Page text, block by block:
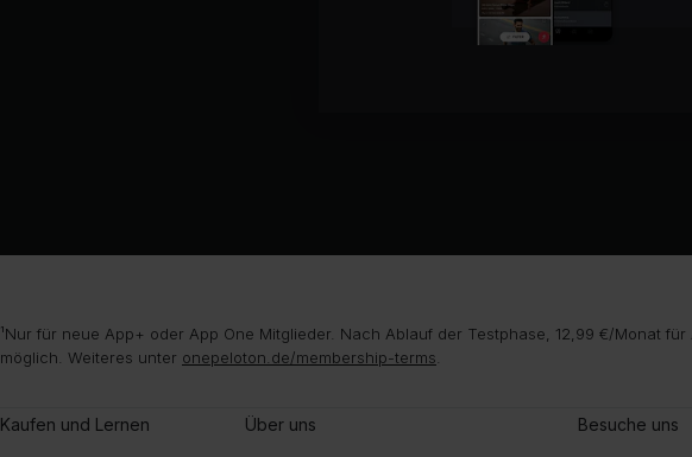
¹Nur für neue App+ oder App One Mitglieder. Nach Ablauf der Testphase, 12,99 €/Monat
möglich. Weiteres unter onepeloton.de/membership-terms
Kaufen und Lernen Über uns Besuche uns